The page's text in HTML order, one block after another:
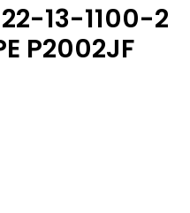
13-1100-2
P2002JF